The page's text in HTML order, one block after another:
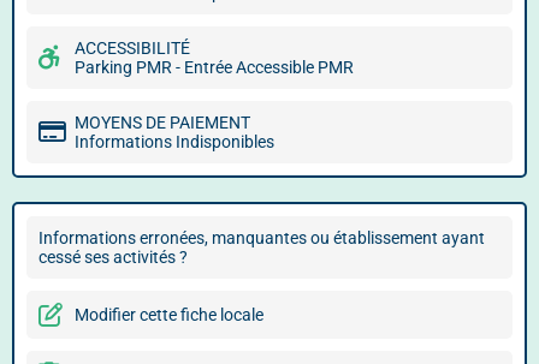
ACCESSIBILITÉ
Parking PMR - Entrée Accessible PMR
MOYENS DE PAIEMENT
Informations Indisponibles
Informations erronées, manquantes ou établissement ayant
cessé ses activités ?
Modifier cette fiche locale